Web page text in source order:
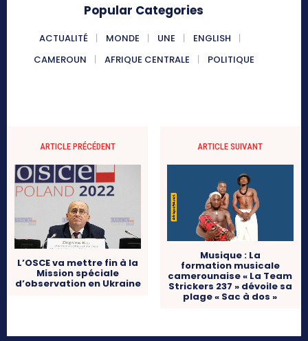
Popular Categories
ACTUALITÉ MONDE UNE
ENGLISH
CAMEROUN
AFRIQUE CENTRALE POLITIQUE
ARTICLE PRÉCÉDENT
L’OSCE va mettre fin à la
Mission spéciale
d’observation en Ukraine
ARTICLE SUIVANT
Musique : La
formation musicale
camerounaise « La Team
Strickers 237 » dévoile sa
plage « Sac à dos »